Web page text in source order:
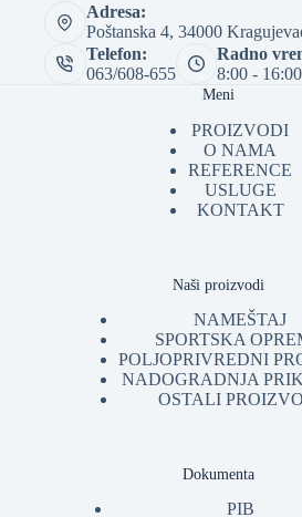
Adresa:
Poštanska 4, 34000
Telefon:
063/608-655
Radno
8:00 - 16:00
Meni
PROIZVODI
O NAMA
REFERENCE
USLUGE
KONTAKT
Naši proizvodi
NAMEŠTAJ
SPORTSKA
POLJOPRIVREDNI
NADOGRADNJA
OSTALI
Dokumenta
PIB